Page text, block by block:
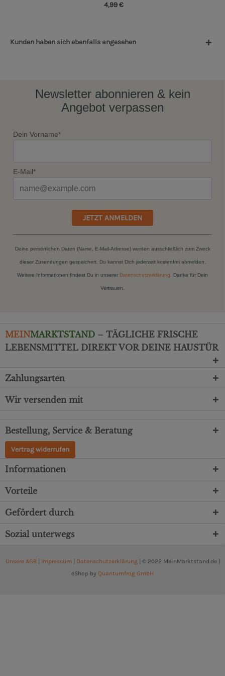
4,99 €
Kunden haben sich ebenfalls angesehen
Newsletter abonnieren & kein
Angebot verpassen
Dein Vorname*
E-Mail*
JETZT ANMELDEN
Deine persönlichen Daten (Name, E-Mail-Adresse) werden ausschließlich zum Zweck
dieser Zusendungen gespeichert. Du kannst Dich jederzeit kostenfrei abmelden.
Weitere Informationen findest Du in unserer Datenschutzerklärung . Danke für Dein
Vertrauen.
MEINMARKTSTAND – TÄGLICHE FRISCHE
LEBENSMITTEL DIREKT VOR DEINE HAUSTÜR
Zahlungsarten
Wir versenden mit
Bestellung, Service & Beratung
Vertrag widerrufen
Informationen
Vorteile
Gefördert durch
Sozial unterwegs
Unsere AGB| Impressum Datenschutzerklärung| © 2022 MeinMarktstand.de |
eShop by Quantumfrog GmbH